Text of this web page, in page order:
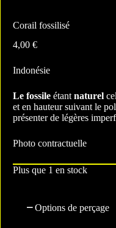
Corail fossilisé
4,00 €
Indonésie
Le fossile étant naturel
et en hauteur suivant le
présenter de légères
Photo contractuelle
Plus que 1 en stock
Options de perçage